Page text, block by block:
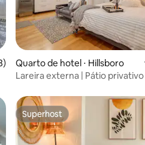
avaliação média de 5, 8
Quarto de hotel ⋅ Hillsboro
Lareira externa | Pátio
Superhost
Superhost